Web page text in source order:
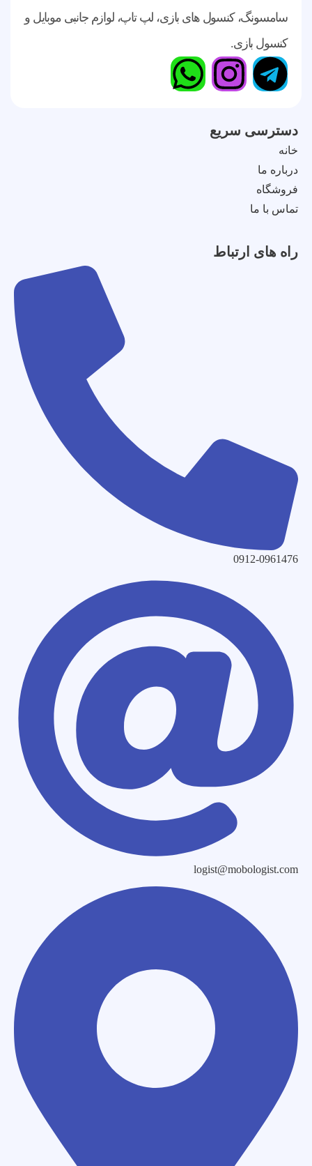
سامسونگ، کنسول های بازی، لپ تاپ، لوازم جانبی موبایل و
کنسول بازی.
دسترسی سریع
خانه
درباره ما
فروشگاه
تماس با ما
راه های ارتباط
0912-0961476
logist@mobologist.com